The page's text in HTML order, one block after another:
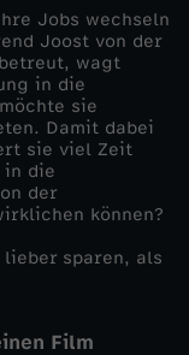
Jobs wechseln
Joost von der
wagt
in die
sie
Damit dabei
sie viel Zeit
in die
der
können?
lieber sparen, als
Film